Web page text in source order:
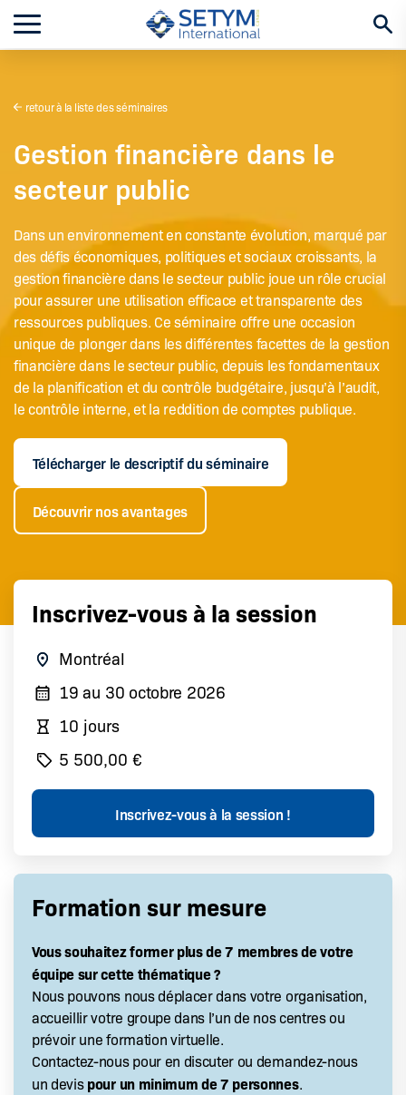
retour à la liste des séminaires
Gestion financière dans le
secteur public
Dans un environnement en constante évolution, marqué par
des défis économiques, politiques et sociaux croissants, la
gestion financière dans le secteur public joue un rôle crucial
pour assurer une utilisation efficace et transparente des
ressources publiques. Ce séminaire offre une occasion
unique de plonger dans les différentes facettes de la gestion
financière dans le secteur public, depuis les fondamentaux
de la planification et du contrôle budgétaire, jusqu’à l’audit,
le contrôle interne, et la reddition de comptes publique.
Télécharger le descriptif du séminaire
Découvrir nos avantages
Inscrivez-vous à la session
Montréal
19 au 30 octobre 2026
10 jours
5 500,00 €
Formation sur mesure
Vous souhaitez former plus de 7 membres de votre
équipe sur cette thématique ?
Nous pouvons nous déplacer dans votre organisation,
accueillir votre groupe dans l’un de nos centres ou
prévoir une formation virtuelle.
Contactez-nous pour en discuter ou demandez-nous
un devispour un minimum de 7 personnes.